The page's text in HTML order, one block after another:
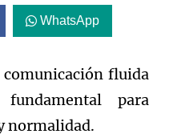
WhatsApp
fluida
para
normalidad.